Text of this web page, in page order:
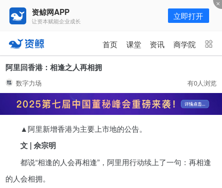
资鲸网APP
让资本赋能企业成长 立即打开
首页 课堂 资讯 商学院
资讯 课堂 直播 商学院
报告 行业峰会
为你推荐
资鲸精选 | 127页PPT，读懂复
星、平安、腾讯、比亚迪、碧桂园
局！（非常值得收藏！）
11-01
阿里回香港：相逢之人再相拥
数字力场 有0人浏览
▲阿里新增香港为主要上市地的公告。
文 | 佘宗明
都说“相逢的人会再相逢”，阿里用行动续上了一句：再相逢
的人会相拥。